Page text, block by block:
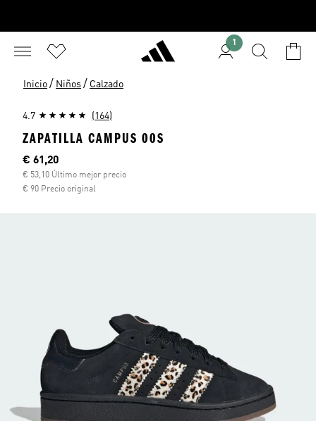
1
Inicio / Niños / Calzado
4.7 (164)
ZAPATILLA CAMPUS 00S
Precio actual
€ 61,20
€ 53,10 Último mejor precio
€ 90 Precio original